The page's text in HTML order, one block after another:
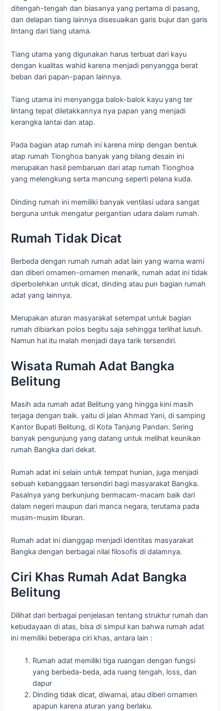
ditengah-tengah dan biasanya yang pertama di pasang,
dan delapan tiang lainnya disesuaikan garis bujur dan garis
lintang dari tiang utama.
Tiang utama yang digunakan harus terbuat dari kayu
dengan kualitas wahid karena menjadi penyangga berat
beban dari papan-papan lainnya.
Tiang utama ini menyangga balok-balok kayu yang ter
lintang tepat diletakkannya nya papan yang menjadi
kerangka lantai dan atap.
Pada bagian atap rumah ini karena mirip dengan bentuk
atap rumah Tionghoa banyak yang bilang desain ini
merupakan hasil pembaruan dari atap rumah Tionghoa
yang melengkung serta mancung seperti pelana kuda.
Dinding rumah ini memiliki banyak ventilasi udara sangat
berguna untuk mengatur pergantian udara dalam rumah.
Rumah Tidak Dicat
Berbeda dengan rumah rumah adat lain yang warna warni
dan diberi ornamen-ornamen menarik, rumah adat ini tidak
diperbolehkan untuk dicat, dinding atau pun bagian rumah
adat yang lainnya.
Merupakan aturan masyarakat setempat untuk bagian
rumah dibiarkan polos begitu saja sehingga terlihat lusuh.
Namun hal itu malah menjadi daya tarik tersendiri.
Wisata Rumah Adat Bangka
Belitung
Masih ada rumah adat Belitung yang hingga kini masih
terjaga dengan baik. yaitu di jalan Ahmad Yani, di samping
Kantor Bupati Belitung, di Kota Tanjung Pandan. Sering
banyak pengunjung yang datang untuk melihat keunikan
rumah Bangka dari dekat.
Rumah adat ini selain untuk tempat hunian, juga menjadi
sebuah kebanggaan tersendiri bagi masyarakat Bangka.
Pasalnya yang berkunjung bermacam-macam baik dari
dalam negeri maupun dari manca negara, terutama pada
musim-musim liburan.
Rumah adat ini dianggap menjadi identitas masyarakat
Bangka dengan berbagai nilai filosofis di dalamnya.
Ciri Khas Rumah Adat Bangka
Belitung
Dilihat dari berbagai penjelasan tentang struktur rumah dan
kebudayaan di atas, bisa di simpul kan bahwa rumah adat
ini memiliki beberapa ciri khas, antara lain :
Rumah adat memiliki tiga ruangan dengan fungsi
yang berbeda-beda, ada ruang tengah, loss, dan
dapur
Dinding tidak dicat, diwarnai, atau diberi ornamen
apapun karena aturan yang berlaku.